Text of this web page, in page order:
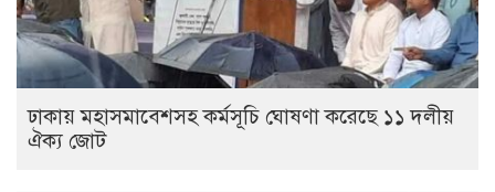
ঢাকায় মহাসমাবেশসহ কর্মসূচি ঘোষণা করেছে ১১ দলীয়
ঐক্য জোট